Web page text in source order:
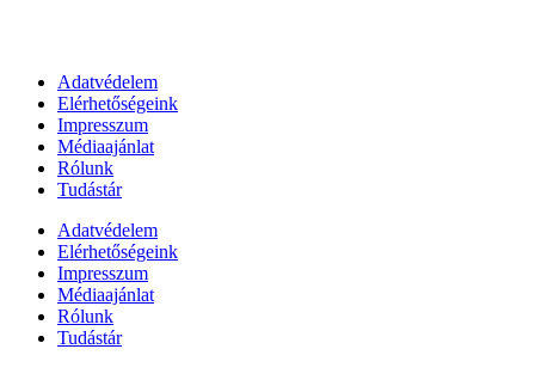
Adatvédelem
Elérhetőségeink
Impresszum
Médiaajánlat
Rólunk
Tudástár
Adatvédelem
Elérhetőségeink
Impresszum
Médiaajánlat
Rólunk
Tudástár